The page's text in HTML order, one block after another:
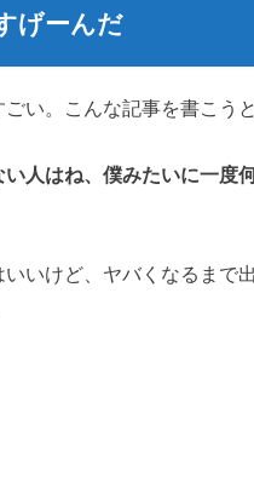
げーんだ
い。こんな記事を書こう
人はね、僕みたいに一度
いけど、ヤバくなるまで